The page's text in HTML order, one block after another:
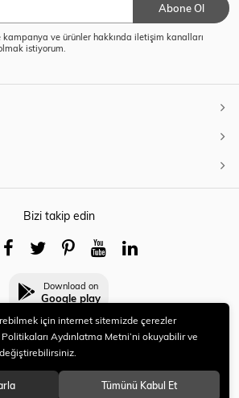
Abone Ol
kampanya ve ürünler hakkında iletişim kanalları
istiyorum.
Bizi takip edin
Download on
Google play
HERYENİ. Tüm hakları saklıdır.
için internet sitemizde çerezler
Aydınlatma Metni’ni okuyabilir ve
Tümünü Kabul Et